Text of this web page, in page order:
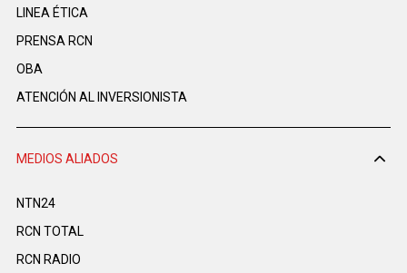
LINEA ÉTICA
PRENSA RCN
OBA
ATENCIÓN AL INVERSIONISTA
MEDIOS ALIADOS
NTN24
RCN TOTAL
RCN RADIO